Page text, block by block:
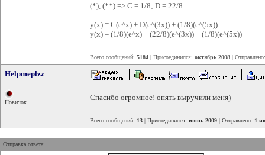
(*), (**) => C = 1/8; D = 22/8
y(x) = C(e^x) + D(e^(3x)) + (1/8)(e^(5x))
y(x) = (1/8)(e^x) + (22/8)(e^(3x)) + (1/8)(e^(5x))
Всего сообщений: 5184 | Присоединился: октябрь 2008 |
Helpmeplzz
Новичок
Спасибо огромное! опять выручили меня)
Всего сообщений: 13 | Присоединился: июнь 2009 | Отправлено: 1
Отправка ответа: